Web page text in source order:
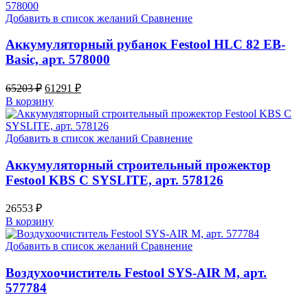
Добавить в список желаний Сравнение
Аккумуляторный рубанок Festool HLC 82 EB-
Basic, арт. 578000
65203₽ Original
price
was:
65203 ₽.
61291 ₽Current
is:
61291 ₽.
В корзину
Добавить в список желаний Сравнение
Аккумуляторный строительный прожектор
Festool KBS C SYSLITE, арт. 578126
26553 ₽
В корзину
Добавить в список желаний Сравнение
Воздухоочиститель Festool SYS-AIR M, арт.
577784